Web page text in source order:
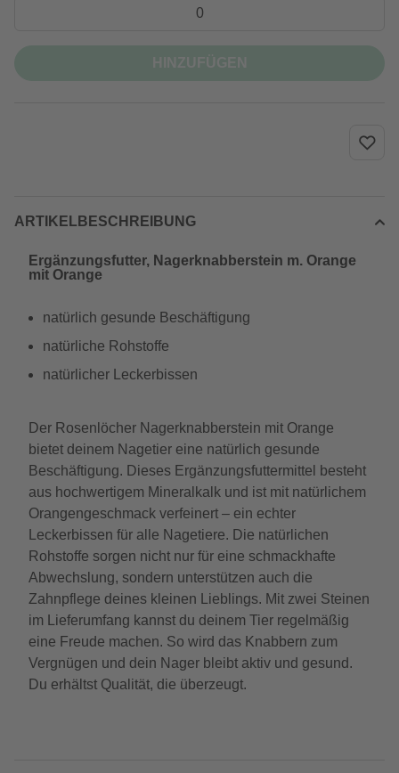
ARTIKELBESCHREIBUNG
Ergänzungsfutter, Nagerknabberstein m. Orange
mit Orange
natürlich gesunde Beschäftigung
natürliche Rohstoffe
natürlicher Leckerbissen
Der Rosenlöcher Nagerknabberstein mit Orange
bietet deinem Nagetier eine natürlich gesunde
Beschäftigung. Dieses Ergänzungsfuttermittel besteht
aus hochwertigem Mineralkalk und ist mit natürlichem
Orangengeschmack verfeinert – ein echter
Leckerbissen für alle Nagetiere. Die natürlichen
Rohstoffe sorgen nicht nur für eine schmackhafte
Abwechslung, sondern unterstützen auch die
Zahnpflege deines kleinen Lieblings. Mit zwei Steinen
im Lieferumfang kannst du deinem Tier regelmäßig
eine Freude machen. So wird das Knabbern zum
Vergnügen und dein Nager bleibt aktiv und gesund.
Du erhältst Qualität, die überzeugt.